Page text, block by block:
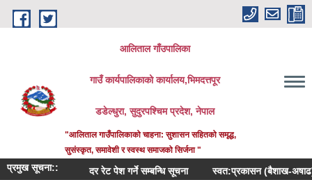
Skip to main content
आलिताल गाँउपालिका
गाउँ कार्यपालिकाको कार्यालय,भिमदत्तपूर
डडेल्धुरा, सुदुरपश्चिम प्रदेश, नेपाल
"आलिताल गाउँपालिकाको चाहना: सुशासन सहितको समृद्ध,
सुसंस्कृत, समावेशी र स्वस्थ समाजको सिर्जना "
प्रमुख सूचना:: दर रेट पेश गर्ने सम्बन्धि सूचना स्वत:प्रकासन (बैशाख-अषाढ)